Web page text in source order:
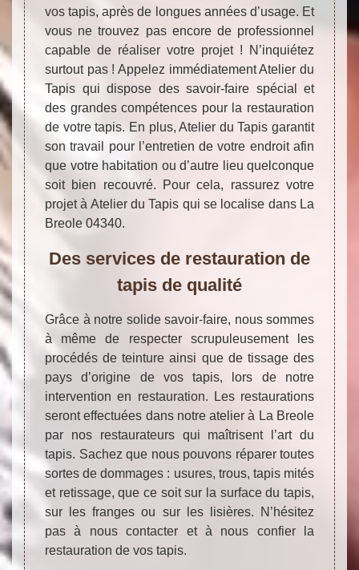
vos tapis, après de longues années d’usage. Et
vous ne trouvez pas encore de professionnel
capable de réaliser votre projet ! N’inquiétez
surtout pas ! Appelez immédiatement Atelier du
Tapis qui dispose des savoir-faire spécial et
des grandes compétences pour la restauration
de votre tapis. En plus, Atelier du Tapis garantit
son travail pour l’entretien de votre endroit afin
que votre habitation ou d’autre lieu quelconque
soit bien recouvré. Pour cela, rassurez votre
projet à Atelier du Tapis qui se localise dans La
Breole 04340.
Des services de restauration de
tapis de qualité
Grâce à notre solide savoir-faire, nous sommes
à même de respecter scrupuleusement les
procédés de teinture ainsi que de tissage des
pays d’origine de vos tapis, lors de notre
intervention en restauration. Les restaurations
seront effectuées dans notre atelier à La Breole
par nos restaurateurs qui maîtrisent l’art du
tapis. Sachez que nous pouvons réparer toutes
sortes de dommages : usures, trous, tapis mités
et retissage, que ce soit sur la surface du tapis,
sur les franges ou sur les lisières. N’hésitez
pas à nous contacter et à nous confier la
restauration de vos tapis.